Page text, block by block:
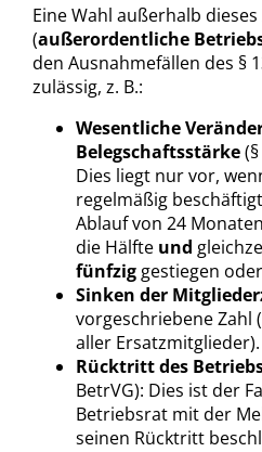
Eine Wahl außerhalb
(außerordentliche
den Ausnahmefällen des §
zulässig, z. B.:
Wesentliche
Belegschaftsstärke(§
Dies liegt nur vor,
regelmäßig
Ablauf von 24
die Hälfte und
fünfziggestiegen
Sinken der
vorgeschriebene Zahl
aller Ersatzmitglieder).
Rücktritt des
BetrVG): Dies ist der
Betriebsrat mit der
seinen Rücktritt